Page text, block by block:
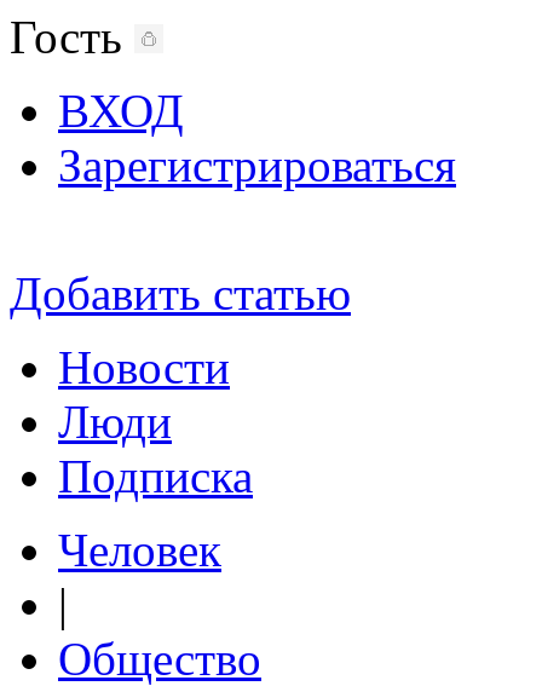
Гость
ВХОД
Зарегистрироваться
Добавить статью
Новости
Люди
Подписка
Человек
|
Общество